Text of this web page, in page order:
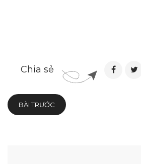
Chia sẻ
BÀI TRƯỚC